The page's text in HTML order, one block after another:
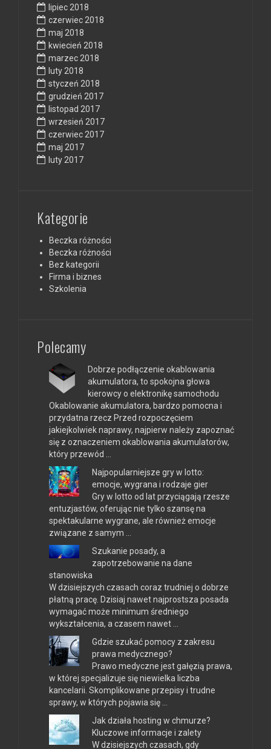
lipiec 2018
czerwiec 2018
maj 2018
kwiecień 2018
marzec 2018
luty 2018
styczeń 2018
grudzień 2017
listopad 2017
wrzesień 2017
czerwiec 2017
maj 2017
luty 2017
Kategorie
Beczka różności
Beczka różności
Bez kategorii
Firma i biznes
Szkolenia
Polecamy
Dobrze podłączenie okablowania
akumulatora, to spokojna głowa
kierowcy o elektronikę samochodu
Okablowanie akumulatora, bardzo pomocna i
przydatna rzecz Przed rozpoczęciem
jakiejkolwiek naprawy, najpierw należy zapoznać
się z oznaczeniem okablowania akumulatorów,
który przewód …
Najpopularniejsze gry w lotto:
emocje, wygrana i rodzaje gier
Gry w lotto od lat przyciągają rzesze
entuzjastów, oferując nie tylko szansę na
spektakularne wygrane, ale również emocje
związane z samym …
Szukanie posady, a
zapotrzebowanie na dane
stanowiska
W dzisiejszych czasach coraz trudniej o dobrze
płatną pracę. Dzisiaj nawet najprostsza posada
wymagać może minimum średniego
wykształcenia, a czasem nawet …
Gdzie szukać pomocy z zakresu
prawa medycznego?
Prawo medyczne jest gałęzią prawa,
w której specjalizuje się niewielka liczba
kancelarii. Skomplikowane przepisy i trudne
sprawy, w których pojawia się …
Jak działa hosting w chmurze?
Kluczowe informacje i zalety
W dzisiejszych czasach, gdy